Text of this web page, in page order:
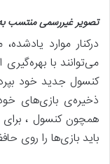
تصویرغیررسمیمنتسب
درکنار موارد
می‌توانند با
کنسول جدید خود
باید بازی‌ها را روی